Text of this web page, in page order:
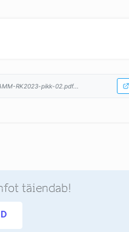
RK2023-pikk-02.pdf...
täiendab!